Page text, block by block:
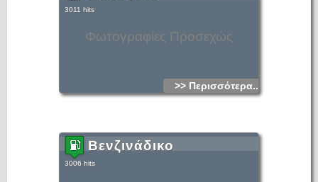
Φωτογραφίες Προσεχώς
3011 hits
>> Περισσότερα...
Βενζινάδικο
3006 hits